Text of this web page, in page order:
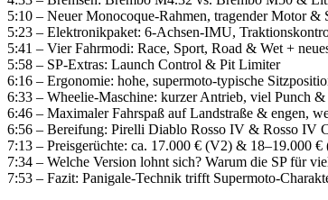
5:10 – Neuer Monocoque-Rahmen, tragender Motor &
5:23 – Elektronikpaket: 6-Achsen-IMU,
5:41 – Vier Fahrmodi: Race, Sport, Road & Wet +
5:58 – SP-Extras: Launch Control & Pit Limiter
6:16 – Ergonomie: hohe, supermoto-typische
6:33 – Wheelie-Maschine: kurzer Antrieb, viel Punch
6:46 – Maximaler Fahrspaß auf Landstraße & engen,
6:56 – Bereifung: Pirelli Diablo Rosso IV & Rosso IV
7:13 – Preisgerüchte: ca. 17.000 € (V2) & 18–19.000 €
7:34 – Welche Version lohnt sich? Warum die SP für
7:53 – Fazit: Panigale-Technik trifft Supermoto-